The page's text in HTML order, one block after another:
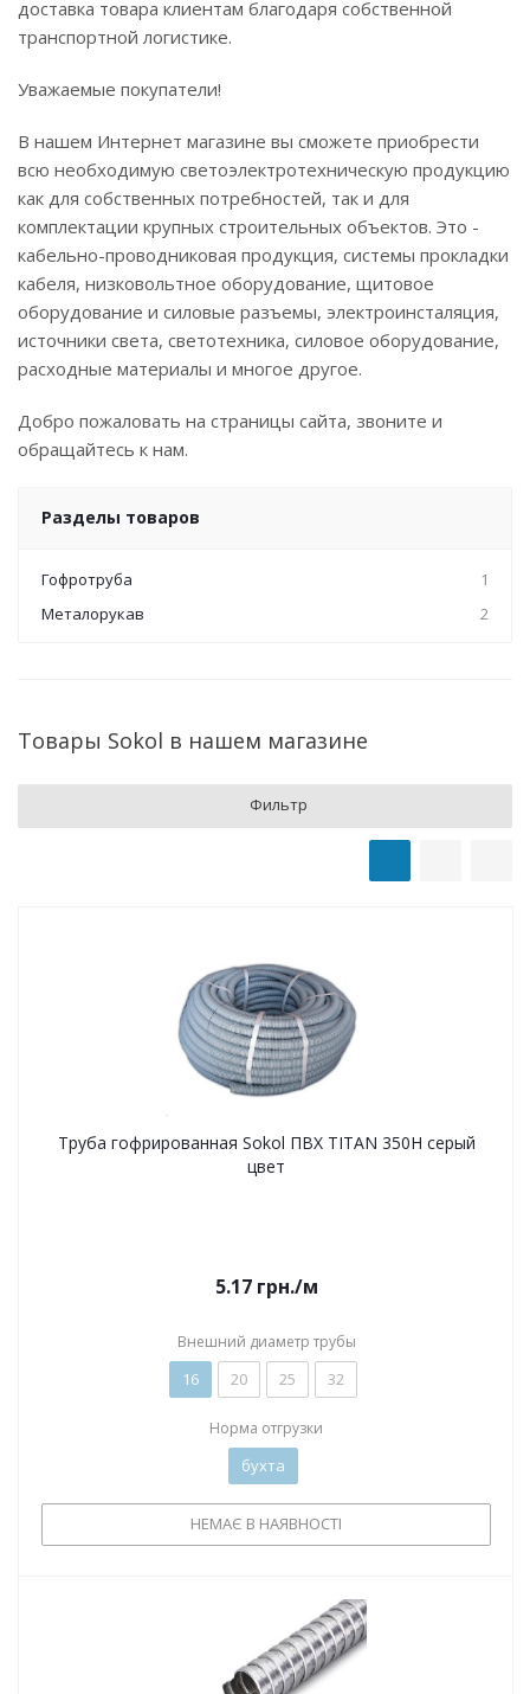
доставка товара клиентам благодаря собственной
транспортной логистике.
Уважаемые покупатели!
В нашем Интернет магазине вы сможете приобрести
всю необходимую светоэлектротехническую продукцию
как для собственных потребностей, так и для
комплектации крупных строительных объектов. Это -
кабельно-проводниковая продукция, системы прокладки
кабеля, низковольтное оборудование, щитовое
оборудование и силовые разъемы, электроинсталяция,
источники света, светотехника, силовое оборудование,
расходные материалы и многое другое.
Добро пожаловать на страницы сайта, звоните и
обращайтесь к нам.
Разделы товаров
Гофротруба
1
Металорукав
2
Товары Sokol в нашем магазине
Фильтр
Труба гофрированная Sokol ПВХ TITAN 350H серый
цвет
5.17грн./м
Внешний диаметр трубы
16 20 25 32
Норма отгрузки
бухта
НЕМАЄ В НАЯВНОСТІ